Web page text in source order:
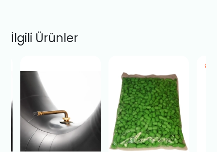
İlgili Ürünler